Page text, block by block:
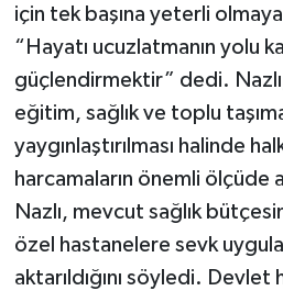
için tek başına yeterli
“Hayatı ucuzlatmanın yolu
güçlendirmektir” dedi.
eğitim, sağlık ve toplu
yaygınlaştırılması halinde
harcamaların önemli ölçüde
Nazlı, mevcut sağlık
özel hastanelere sevk
aktarıldığını söyledi.